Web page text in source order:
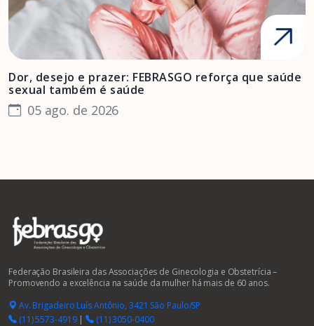
Dor, desejo e prazer: FEBRASGO reforça que saúde
sexual também é saúde
05 ago. de 2026
Federação Brasileira das Associações de Ginecologia e Obstetrícia –
Promovendo a excelência na saúde da mulher há mais de 60 anos.
Av. Brigadeiro Luís Antônio, 3421 São Paulo/SP
(11) 5573-4919|
(11) 3050-0400